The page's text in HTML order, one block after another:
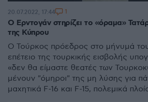
Ο Ερντογάν στηρίζει το «όραμα»
της Κύπρου
Ο Τούρκος πρόεδρος στο μήνυμά
επέτειο της τουρκικής εισβολής
«δεν θα είμαστε θεατές των
μένουν "όμηροι" της μη λύσης για
μαχητικά F-16 και F-15, πολεμικά
20.07.2022, 17:44 1